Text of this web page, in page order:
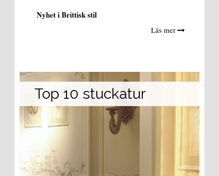
Nyhet i Brittisk stil
Läs mer
Top 10 stuckatur